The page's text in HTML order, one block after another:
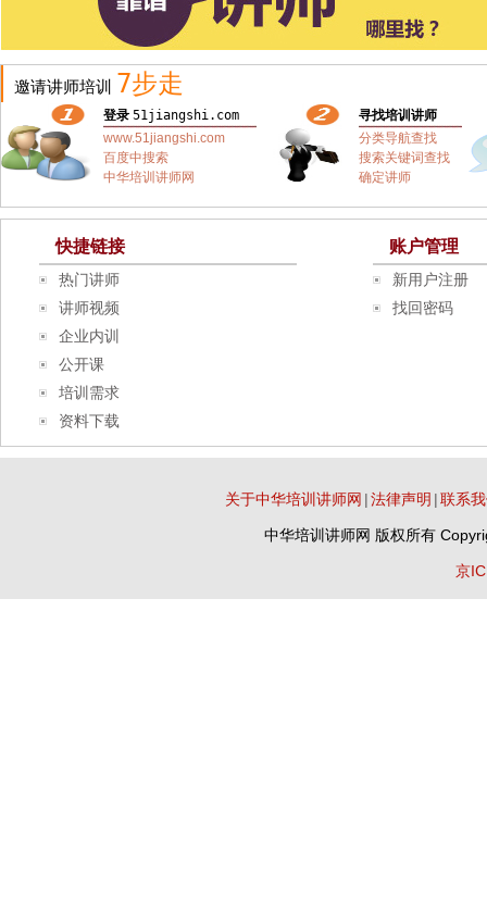
邀请讲师培训 7步走
登录 51jiangshi.com
www.51jiangshi.com
百度中搜索
中华培训讲师网
寻找培训讲师
分类导航查找
搜索关键词查找
确定讲师
快捷链接
热门讲师
讲师视频
企业内训
公开课
培训需求
资料下载
账户管理
新用户注册
找回密码
关于中华培训讲师网 |法律声明 |联系
中华培训讲师网 版权所有
京